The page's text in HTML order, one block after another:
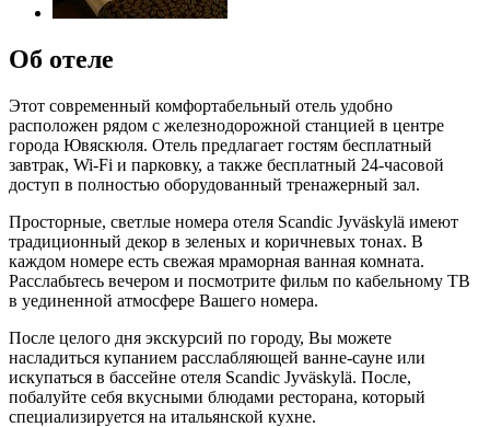
Об отеле
Этот современный комфортабельный отель удобно
расположен рядом с железнодорожной станцией в центре
города Ювяскюля. Отель предлагает гостям бесплатный
завтрак, Wi-Fi и парковку, а также бесплатный 24-часовой
доступ в полностью оборудованный тренажерный зал.
Просторные, светлые номера отеля Scandic Jyväskylä имеют
традиционный декор в зеленых и коричневых тонах. В
каждом номере есть свежая мраморная ванная комната.
Расслабьтесь вечером и посмотрите фильм по кабельному ТВ
в уединенной атмосфере Вашего номера.
После целого дня экскурсий по городу, Вы можете
насладиться купанием расслабляющей ванне-сауне или
искупаться в бассейне отеля Scandic Jyväskylä. После,
побалуйте себя вкусными блюдами ресторана, который
специализируется на итальянской кухне.